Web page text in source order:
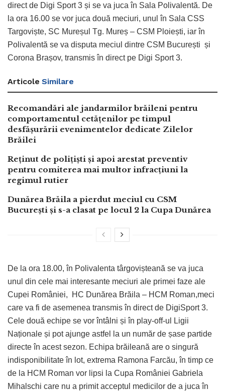
direct de Digi Sport 3 și se va juca în Sala Polivalentă. De
la ora 16.00 se vor juca două meciuri, unul în Sala CSS
Targoviște, SC Mureșul Tg. Mureș – CSM Ploiești, iar în
Polivalentă se va disputa meciul dintre CSM București și
Corona Brașov, transmis în direct pe Digi Sport 3.
Articole Similare
Recomandări ale jandarmilor brăileni pentru
comportamentul cetățenilor pe timpul
desfășurării evenimentelor dedicate Zilelor
Brăilei
Reținut de polițiști și apoi arestat preventiv
pentru comiterea mai multor infracțiuni la
regimul rutier
Dunărea Brăila a pierdut meciul cu CSM
București și s-a clasat pe locul 2 la Cupa Dunărea
De la ora 18.00, în Polivalenta târgovișteană se va juca
unul din cele mai interesante meciuri ale primei faze ale
Cupei României, HC Dunărea Brăila – HCM Roman,meci
care va fi de asemenea transmis în direct de DigiSport 3.
Cele două echipe se vor întâlni și în play-off-ul Ligii
Naționale și pot ajunge astfel la un număr de șase partide
directe în acest sezon. Echipa brăileană are o singură
indisponibilitate în lot, extrema Ramona Farcău, în timp ce
de la HCM Roman vor lipsi la Cupa României Gabriela
Mihalschi care nu a primit acceptul medicilor de a juca în